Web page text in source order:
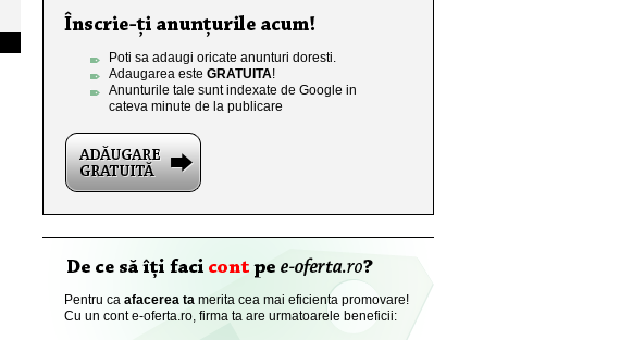
Poti sa adaugi oricate anunturi doresti.
Adaugarea este GRATUITA!
Anunturile tale sunt indexate de Google in
cateva minute de la publicare
Pentru ca afacerea ta merita cea mai eficienta promovare!
Cu un cont e-oferta.ro, firma ta are urmatoarele beneficii: